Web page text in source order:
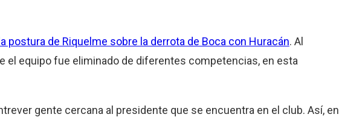
postura de Riquelme sobre la derrota de Boca con Huracán. Al
el equipo fue eliminado de diferentes competencias, en esta
gente cercana al presidente que se encuentra en el club. Así, en